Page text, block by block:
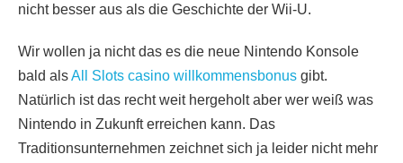
nicht besser aus als die Geschichte der Wii-U.
Wir wollen ja nicht das es die neue Nintendo Konsole
bald alsAll Slots casino willkommensbonus gibt.
Natürlich ist das recht weit hergeholt aber wer weiß was
Nintendo in Zukunft erreichen kann. Das
Traditionsunternehmen zeichnet sich ja leider nicht mehr